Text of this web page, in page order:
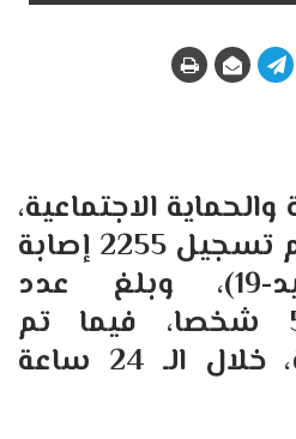
الاجتماعية،
اليوم الأحد، أنه تم تسجيل 2255 إصابة
بفيروس (كوفيد-19)، وبلغ عدد
المتعافين 5224 شخصا، فيما تم
تسجيل 34 وفاة، خلال الـ 24 ساعة